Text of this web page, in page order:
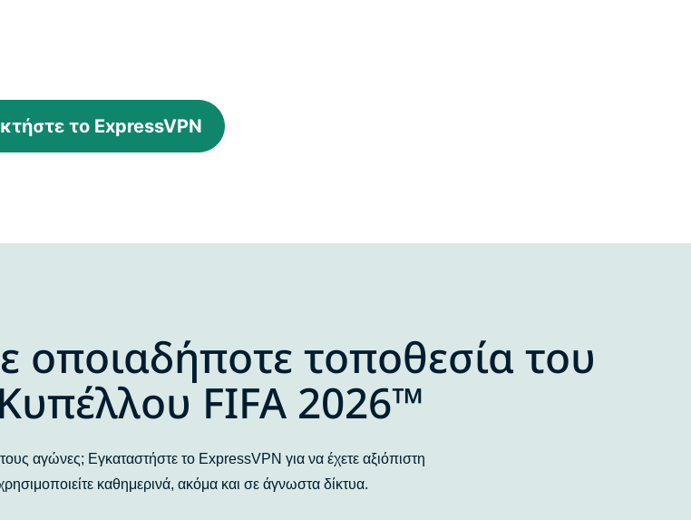
το ExpressVPN
οποιαδήποτε τοποθεσία του
FIFA 2026™
αγώνες; Εγκαταστήστε το ExpressVPN για να έχετε αξιόπιστη
καθημερινά, ακόμα και σε άγνωστα δίκτυα.